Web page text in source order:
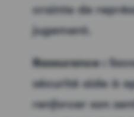
crainte de
jugement.
Rassurance :
sécurité aide à
renforcer son